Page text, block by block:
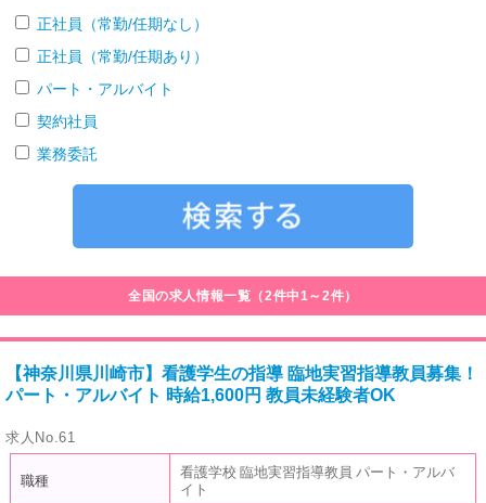
正社員（常勤/任期なし）
正社員（常勤/任期あり）
パート・アルバイト
契約社員
業務委託
全国の求人情報一覧（2件中1～2件）
【神奈川県川崎市】看護学生の指導 臨地実習指導教員募集！
パート・アルバイト 時給1,600円 教員未経験者OK
求人No.61
職種
看護学校 臨地実習指導教員 パート・アルバ
イト